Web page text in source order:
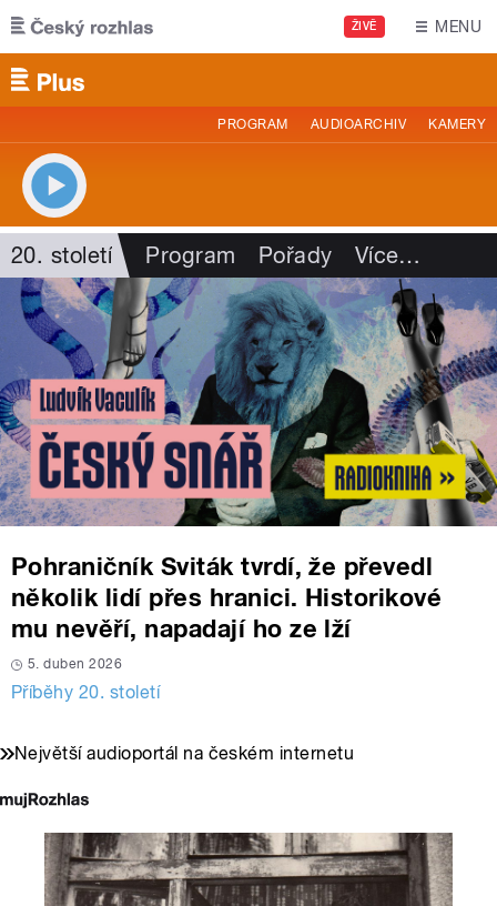
Přejít k hlavnímu obsahu
ŽIVĚ MENU
PROGRAM AUDIOARCHIV KAMERY
20. století Program Pořady Více…
Pohraničník Sviták tvrdí, že převedl
několik lidí přes hranici. Historikové
mu nevěří, napadají ho ze lží
5. duben 2026
Příběhy 20. století
Největší audioportál na českém internetu